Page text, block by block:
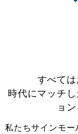
すべては
時代にマッチ
ョ
私たちサインモ